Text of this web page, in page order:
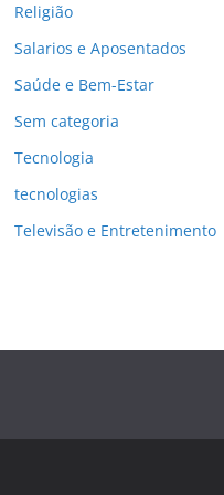
Religião
Salarios e Aposentados
Saúde e Bem-Estar
Sem categoria
Tecnologia
tecnologias
Televisão e Entretenimento